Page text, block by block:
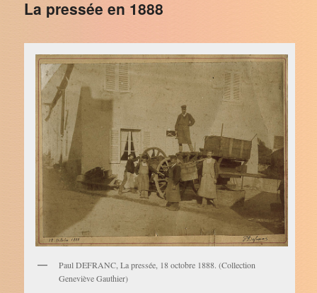
La pressée en 1888
Paul DEFRANC, La pressée, 18 octobre 1888. (Collection
Geneviève Gauthier)